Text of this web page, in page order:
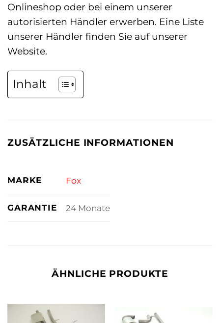
Onlineshop oder bei einem unserer
autorisierten Händler erwerben. Eine Liste
unserer Händler finden Sie auf unserer
Website.
Inhalt
ZUSÄTZLICHE INFORMATIONEN
MARKE Fox
GARANTIE 24 Monate
ÄHNLICHE PRODUKTE